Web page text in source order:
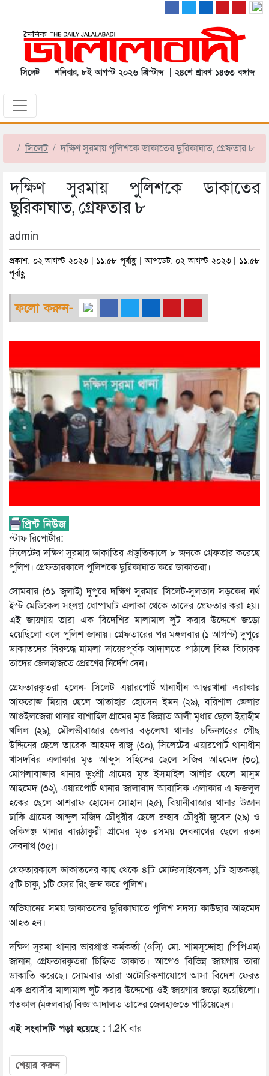
সিলেট শনিবার, ৮ই আগস্ট ২০২৬ খ্রিস্টাব্দ | ২৪শে শ্রাবণ ১৪৩৩ বঙ্গাব্দ
সিলেট দক্ষিণ সুরমায় পুলিশকে ডাকাতের ছুরিকাঘাত, গ্রেফতার ৮
দক্ষিণ সুরমায় পুলিশকে ডাকাতের
ছুরিকাঘাত, গ্রেফতার ৮
admin
প্রকাশ: ০২ আগস্ট ২০২৩ | ১১:৫৮ পূর্বাহ্ণ | আপডেট: ০২ আগস্ট ২০২৩ | ১১:৫৮
পূর্বাহ্ণ
ফলো করুন-
স্টাফ রিপোর্টার:
সিলেটের দক্ষিণ সুরমায় ডাকাতির প্রস্তুতিকালে ৮ জনকে গ্রেফতার করেছে
পুলিশ। গ্রেফতারকালে পুলিশকে ছুরিকাঘাত করে ডাকাতরা।
সোমবার (৩১ জুলাই) দুপুরে দক্ষিণ সুরমার সিলেট-সুলতান সড়কের নর্থ
ইস্ট মেডিকেল সংলগ্ন ধোপাঘাট এলাকা থেকে তাদের গ্রেফতার করা হয়।
এই জায়গায় তারা এক বিদেশির মালামাল লুট করার উদ্দেশে জড়ো
হয়েছিলো বলে পুলিশ জানায়। গ্রেফতারের পর মঙ্গলবার (১ আগস্ট) দুপুরে
ডাকাতদের বিরুদ্ধে মামলা দায়েরপূর্বক আদালতে পাঠালে বিজ্ঞ বিচারক
তাদের জেলহাজতে প্রেরণের নির্দেশ দেন।
গ্রেফতারকৃতরা হলেন- সিলেট এয়ারপোর্ট থানাধীন আম্বরখানা এরাকার
আফরোজ মিয়ার ছেলে আতাহার হোসেন ইমন (২৯), বরিশাল জেলার
আগুইলজেরা থানার বাশাহিল গ্রামের মৃত জিন্নাত আলী মৃধার ছেলে ইব্রাহীম
খলিল (২৯), মৌলভীবাজার জেলার বড়লেখা থানার চন্ডিনগরের গৌছ
উদ্দিনের ছেলে তারেক আহমদ রাজু (৩০), সিলেটের এয়ারপোর্ট থানাধীন
খাসদবির এলাকার মৃত আব্দুস সহিদের ছেলে সজিব আহমেদ (৩০),
মোগলাবাজার থানার ডুংশ্রী গ্রামের মৃত ইসমাইল আলীর ছেলে মাসুম
আহমেদ (৩২), এয়ারপোর্ট থানার জালাবাদ আবাসিক এলাকার এ ফজলুল
হকের ছেলে আশরাফ হোসেন সোহান (২৫), বিয়ানীবাজার থানার উজান
ঢাকি গ্রামের আব্দুল মজিদ চৌধুরীর ছেলে রুহাব চৌধুরী জুবেদ (২৯) ও
জকিগঞ্জ থানার বারঠাকুরী গ্রামের মৃত রসময় দেবনাথের ছেলে রতন
দেবনাথ (৩৫)।
গ্রেফতারকালে ডাকাতদের কাছ থেকে ৪টি মোটরসাইকেল, ১টি হাতকড়া,
৫টি চাকু, ১টি ফোর রিং জব্দ করে পুলিশ।
অভিযানের সময় ডাকাতদের ছুরিকাঘাতে পুলিশ সদস্য কাউছার আহমেদ
আহত হন।
দক্ষিণ সুরমা থানার ভারপ্রাপ্ত কর্মকর্তা (ওসি) মো. শামসুদ্দোহা (পিপিএম)
জানান, গ্রেফতারকৃতরা চিহ্নিত ডাকাত। আগেও বিভিন্ন জায়গায় তারা
ডাকাতি করেছে। সোমবার তারা অটোরিকশাযোগে আসা বিদেশ ফেরত
এক প্রবাসীর মালামাল লুট করার উদ্দেশ্যে ওই জায়গায় জড়ো হয়েছিলো।
গতকাল (মঙ্গলবার) বিজ্ঞ আদালত তাদের জেলহাজতে পাঠিয়েছেন।
এই সংবাদটি পড়া হয়েছে : 1.2K বার
শেয়ার করুন